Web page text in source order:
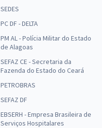
SEDES
PC DF - DELTA
PM AL - Polícia Militar do Estado
de Alagoas
SEFAZ CE - Secretaria da
Fazenda do Estado do Ceará
PETROBRAS
SEFAZ DF
EBSERH - Empresa Brasileira de
Serviços Hospitalares